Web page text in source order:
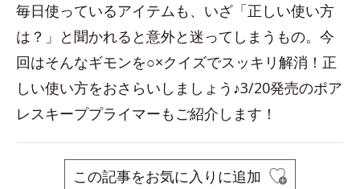
毎日使っているアイテムも、いざ「正しい使い方
は？」と聞かれると意外と迷ってしまうもの。今
回はそんなギモンを○×クイズでスッキリ解消！正
しい使い方をおさらいしましょう♪3/20発売のポア
レスキーププライマーもご紹介します！
この記事をお気に入りに追加